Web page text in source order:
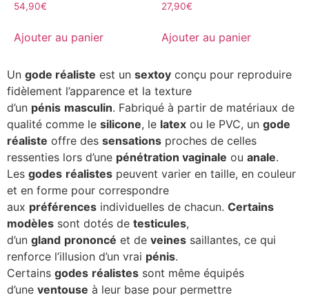
54,90€
Ajouter au panier
27,90€
Ajouter au panier
Un gode réaliste est un sextoy conçu pour reproduire
fidèlement l’apparence et la texture
d’un pénis masculin. Fabriqué à partir de matériaux de
qualité comme le silicone, le latex ou le PVC, un gode
réaliste offre des sensations proches de celles
ressenties lors d’une pénétration vaginale ou anale.
Les godes réalistes peuvent varier en taille, en couleur
et en forme pour correspondre
aux préférences individuelles de chacun. Certains
modèles sont dotés de testicules,
d’un gland prononcé et de veines saillantes, ce qui
renforce l’illusion d’un vrai pénis.
Certains godes réalistes sont même équipés
d’une ventouse à leur base pour permettre